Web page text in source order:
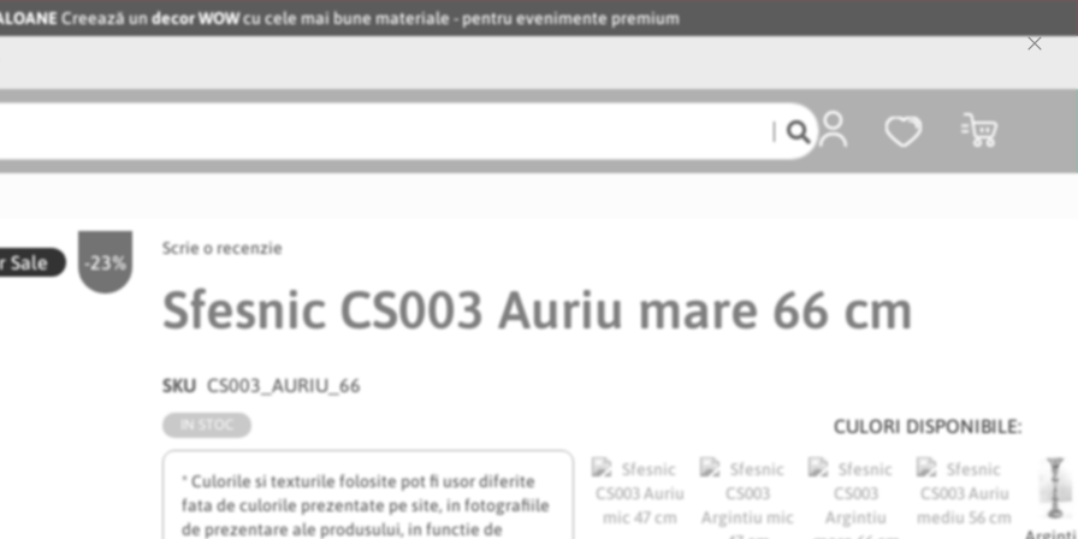
Creează undecor WOWcu cele mai bune materiale - pentru evenimente premium
Coșul meu
-23%
Sale
Scrie o recenzie
Sfesnic CS003 Auriu mare 66 cm
SKU CS003_AURIU_66
* Culorile si texturile folosite pot fi usor diferite
fata de culorile prezentate pe site, in fotografiile
de prezentare ale produsului, in functie de
CULORI DISPONIBILE: